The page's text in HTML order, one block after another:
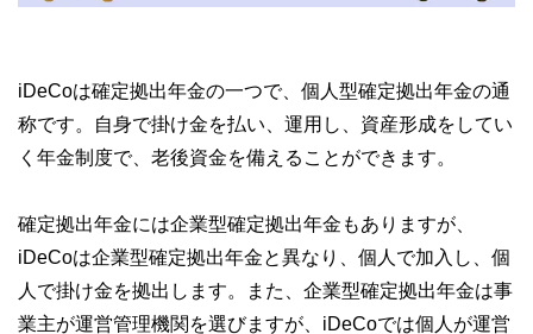
iDeCoは確定拠出年金の一つで、個人型確定拠出年金の通
称です。自身で掛け金を払い、運用し、資産形成をしてい
く年金制度で、老後資金を備えることができます。
確定拠出年金には企業型確定拠出年金もありますが、
iDeCoは企業型確定拠出年金と異なり、個人で加入し、個
人で掛け金を拠出します。また、企業型確定拠出年金は事
業主が運営管理機関を選びますが、iDeCoでは個人が運営